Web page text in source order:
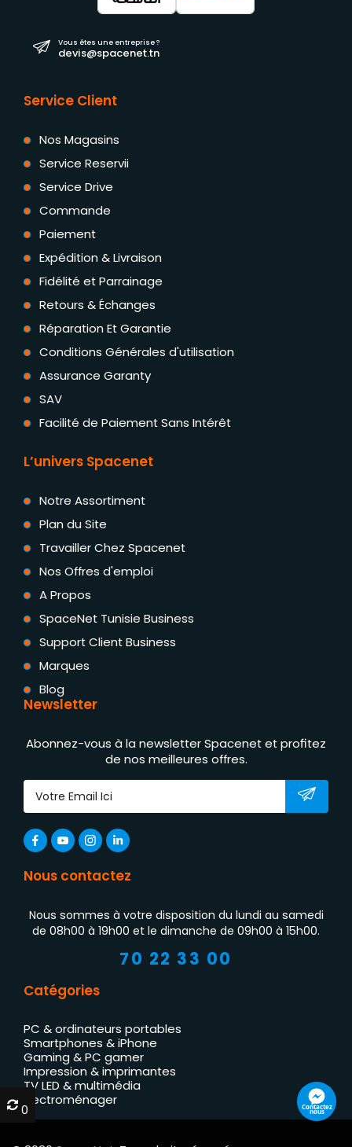
Vous êtes une entreprise ?
devis@spacenet.tn
Service Client
Nos Magasins
Service Reservii
Service Drive
Commande
Paiement
Expédition & Livraison
Fidélité et Parrainage
Retours & Échanges
Réparation Et Garantie
Conditions Générales d'utilisation
Assurance Garanty
SAV
Facilité de Paiement Sans Intérêt
L’univers Spacenet
Notre Assortiment
Plan du Site
Travailler Chez Spacenet
Nos Offres d'emploi
A Propos
SpaceNet Tunisie Business
Support Client Business
Marques
Blog
Newsletter
Abonnez-vous à la newsletter Spacenet et profitez
de nos meilleures offres.
Nous contactez
Nous sommes à votre disposition du lundi au samedi
de 08h00 à 19h00 et le dimanche de 09h00 à 15h00.
70 22 33 00
Catégories
PC & ordinateurs portables
Smartphones & iPhone
Gaming & PC gamer
Impression & imprimantes
TV LED & multimédia
Électroménager
Contactez
nous
0
0